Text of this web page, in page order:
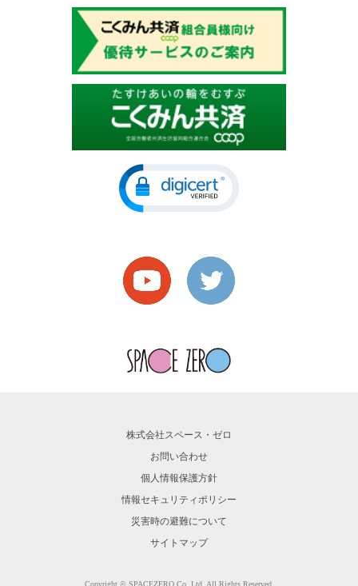
株式会社スペース・ゼロ
お問い合わせ
個人情報保護方針
情報セキュリティポリシー
災害時の避難について
サイトマップ
Copyright © SPACEZERO Co.,Ltd. All Rights Reserved.